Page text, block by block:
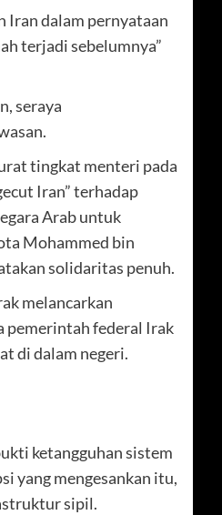
Iran dalam pernyataan
terjadi sebelumnya”
seraya
tingkat menteri pada
Iran” terhadap
Arab untuk
Mohammed bin
solidaritas penuh.
melancarkan
pemerintah federal Irak
di dalam negeri.
ketangguhan sistem
yang mengesankan itu,
sipil.